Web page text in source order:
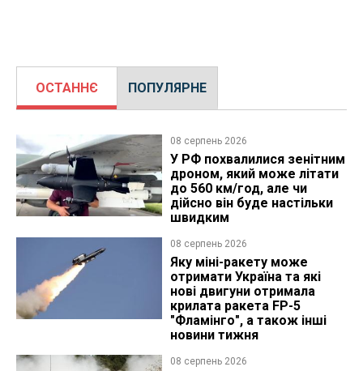
ОСТАННЄ ПОПУЛЯРНЕ
08 серпень 2026
У РФ похвалилися зенітним
дроном, який може літати
до 560 км/год, але чи
дійсно він буде настільки
швидким
08 серпень 2026
Яку міні-ракету може
отримати Україна та які
нові двигуни отримала
крилата ракета FP-5
"Фламінго", а також інші
новини тижня
08 серпень 2026